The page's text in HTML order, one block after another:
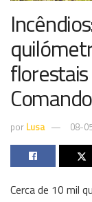
por Lusa 08-
Cerca de 10 mil